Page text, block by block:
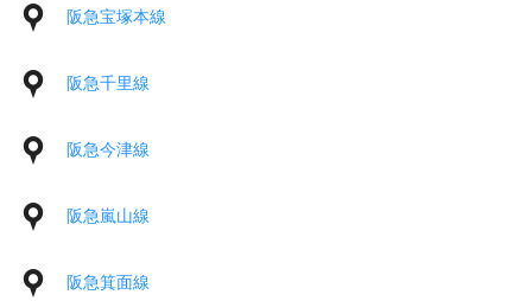
阪急宝塚本線
阪急千里線
阪急今津線
阪急嵐山線
阪急箕面線